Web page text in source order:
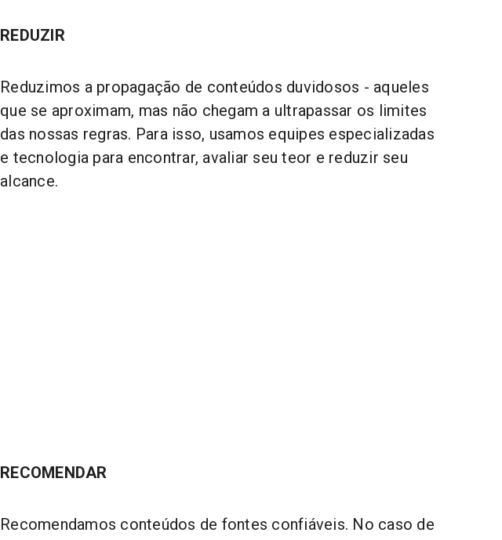
REDUZIR
Reduzimos a propagação de conteúdos duvidosos - aqueles
que se aproximam, mas não chegam a ultrapassar os limites
das nossas regras. Para isso, usamos equipes especializadas
e tecnologia para encontrar, avaliar seu teor e reduzir seu
alcance.
RECOMENDAR
Recomendamos conteúdos de fontes confiáveis. No caso de